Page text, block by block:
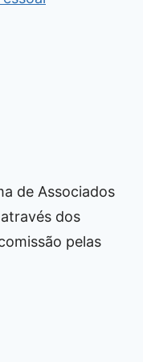
de Associados
dos
pelas